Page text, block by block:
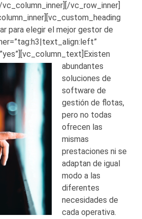
vc_row_inner]
para elegir el mejor gestor de
Existen
abundantes
soluciones de
software de
gestión de flotas,
pero no todas
ofrecen las
mismas
prestaciones ni se
adaptan de igual
modo a las
diferentes
necesidades de
cada operativa.